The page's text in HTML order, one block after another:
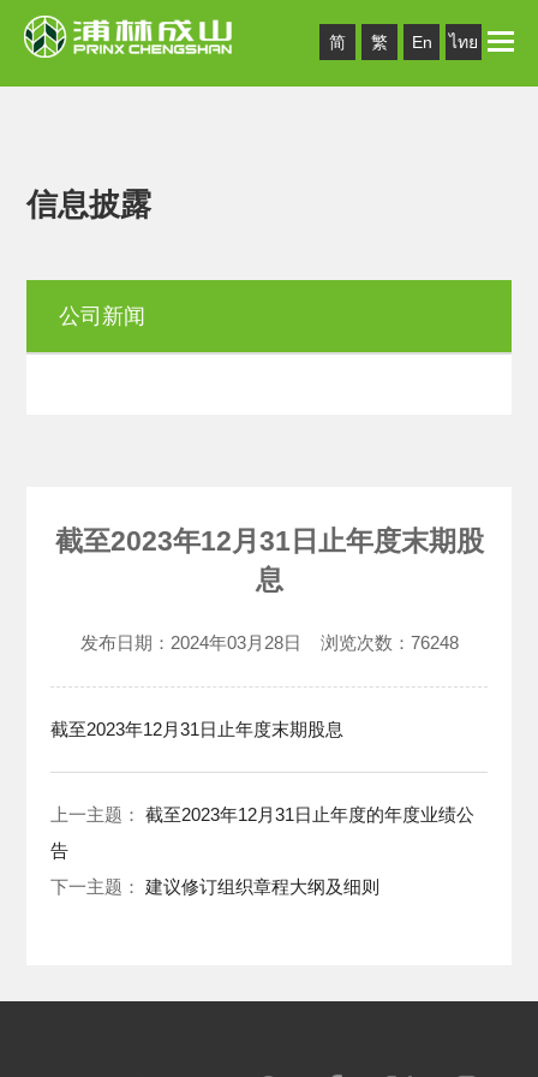
简 繁 En ไทย Toggle
信息披露
公司新闻
截至2023年12月31日止年度末期股
息
发布日期： 2024年03月28日 浏览次数： 76248
截至2023年12月31日止年度末期股息
上一主题：截至2023年12月31日止年度的年度业绩公
告
下一主题：建议修订组织章程大纲及细则